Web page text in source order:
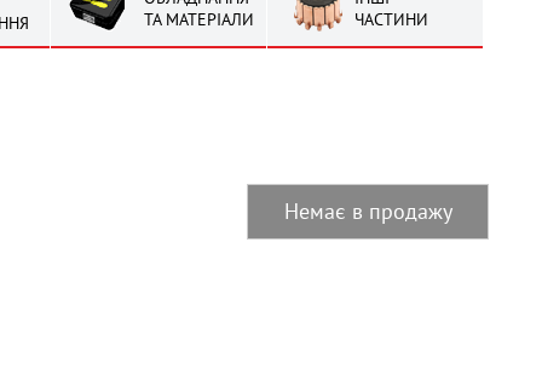
ТА МАТЕРІАЛИ
ЧАСТИНИ
Немає в продажу